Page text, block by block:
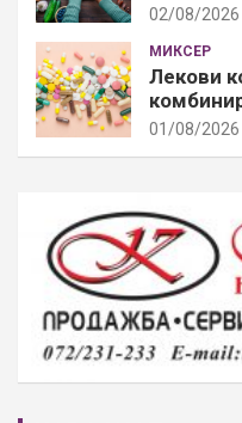
02/08/2026
МИКСЕР
Лекови
01/08/2026